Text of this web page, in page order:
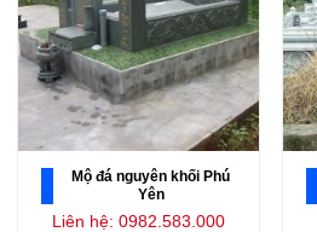
Mộ đá nguyên khối Phú
Yên
Liên hệ: 0982.583.000